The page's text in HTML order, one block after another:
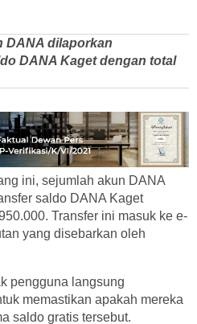
DANA dilaporkan
DANA Kaget dengan total
ini, sejumlah akun DANA
saldo DANA Kaget
Transfer ini masuk ke e-
yang disebarkan oleh
pengguna langsung
memastikan apakah mereka
saldo gratis tersebut.